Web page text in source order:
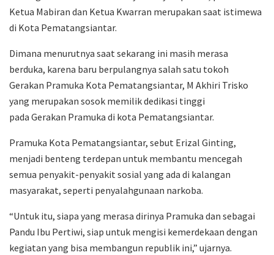
Ketua Mabiran dan Ketua Kwarran merupakan saat istimewa
di Kota Pematangsiantar.
Dimana menurutnya saat sekarang ini masih merasa
berduka, karena baru berpulangnya salah satu tokoh
Gerakan Pramuka Kota Pematangsiantar, M Akhiri Trisko
yang merupakan sosok memilik dedikasi tinggi
pada Gerakan Pramuka di kota Pematangsiantar.
Pramuka Kota Pematangsiantar, sebut Erizal Ginting,
menjadi benteng terdepan untuk membantu mencegah
semua penyakit-penyakit sosial yang ada di kalangan
masyarakat, seperti penyalahgunaan narkoba.
“Untuk itu, siapa yang merasa dirinya Pramuka dan sebagai
Pandu Ibu Pertiwi, siap untuk mengisi kemerdekaan dengan
kegiatan yang bisa membangun republik ini,” ujarnya.